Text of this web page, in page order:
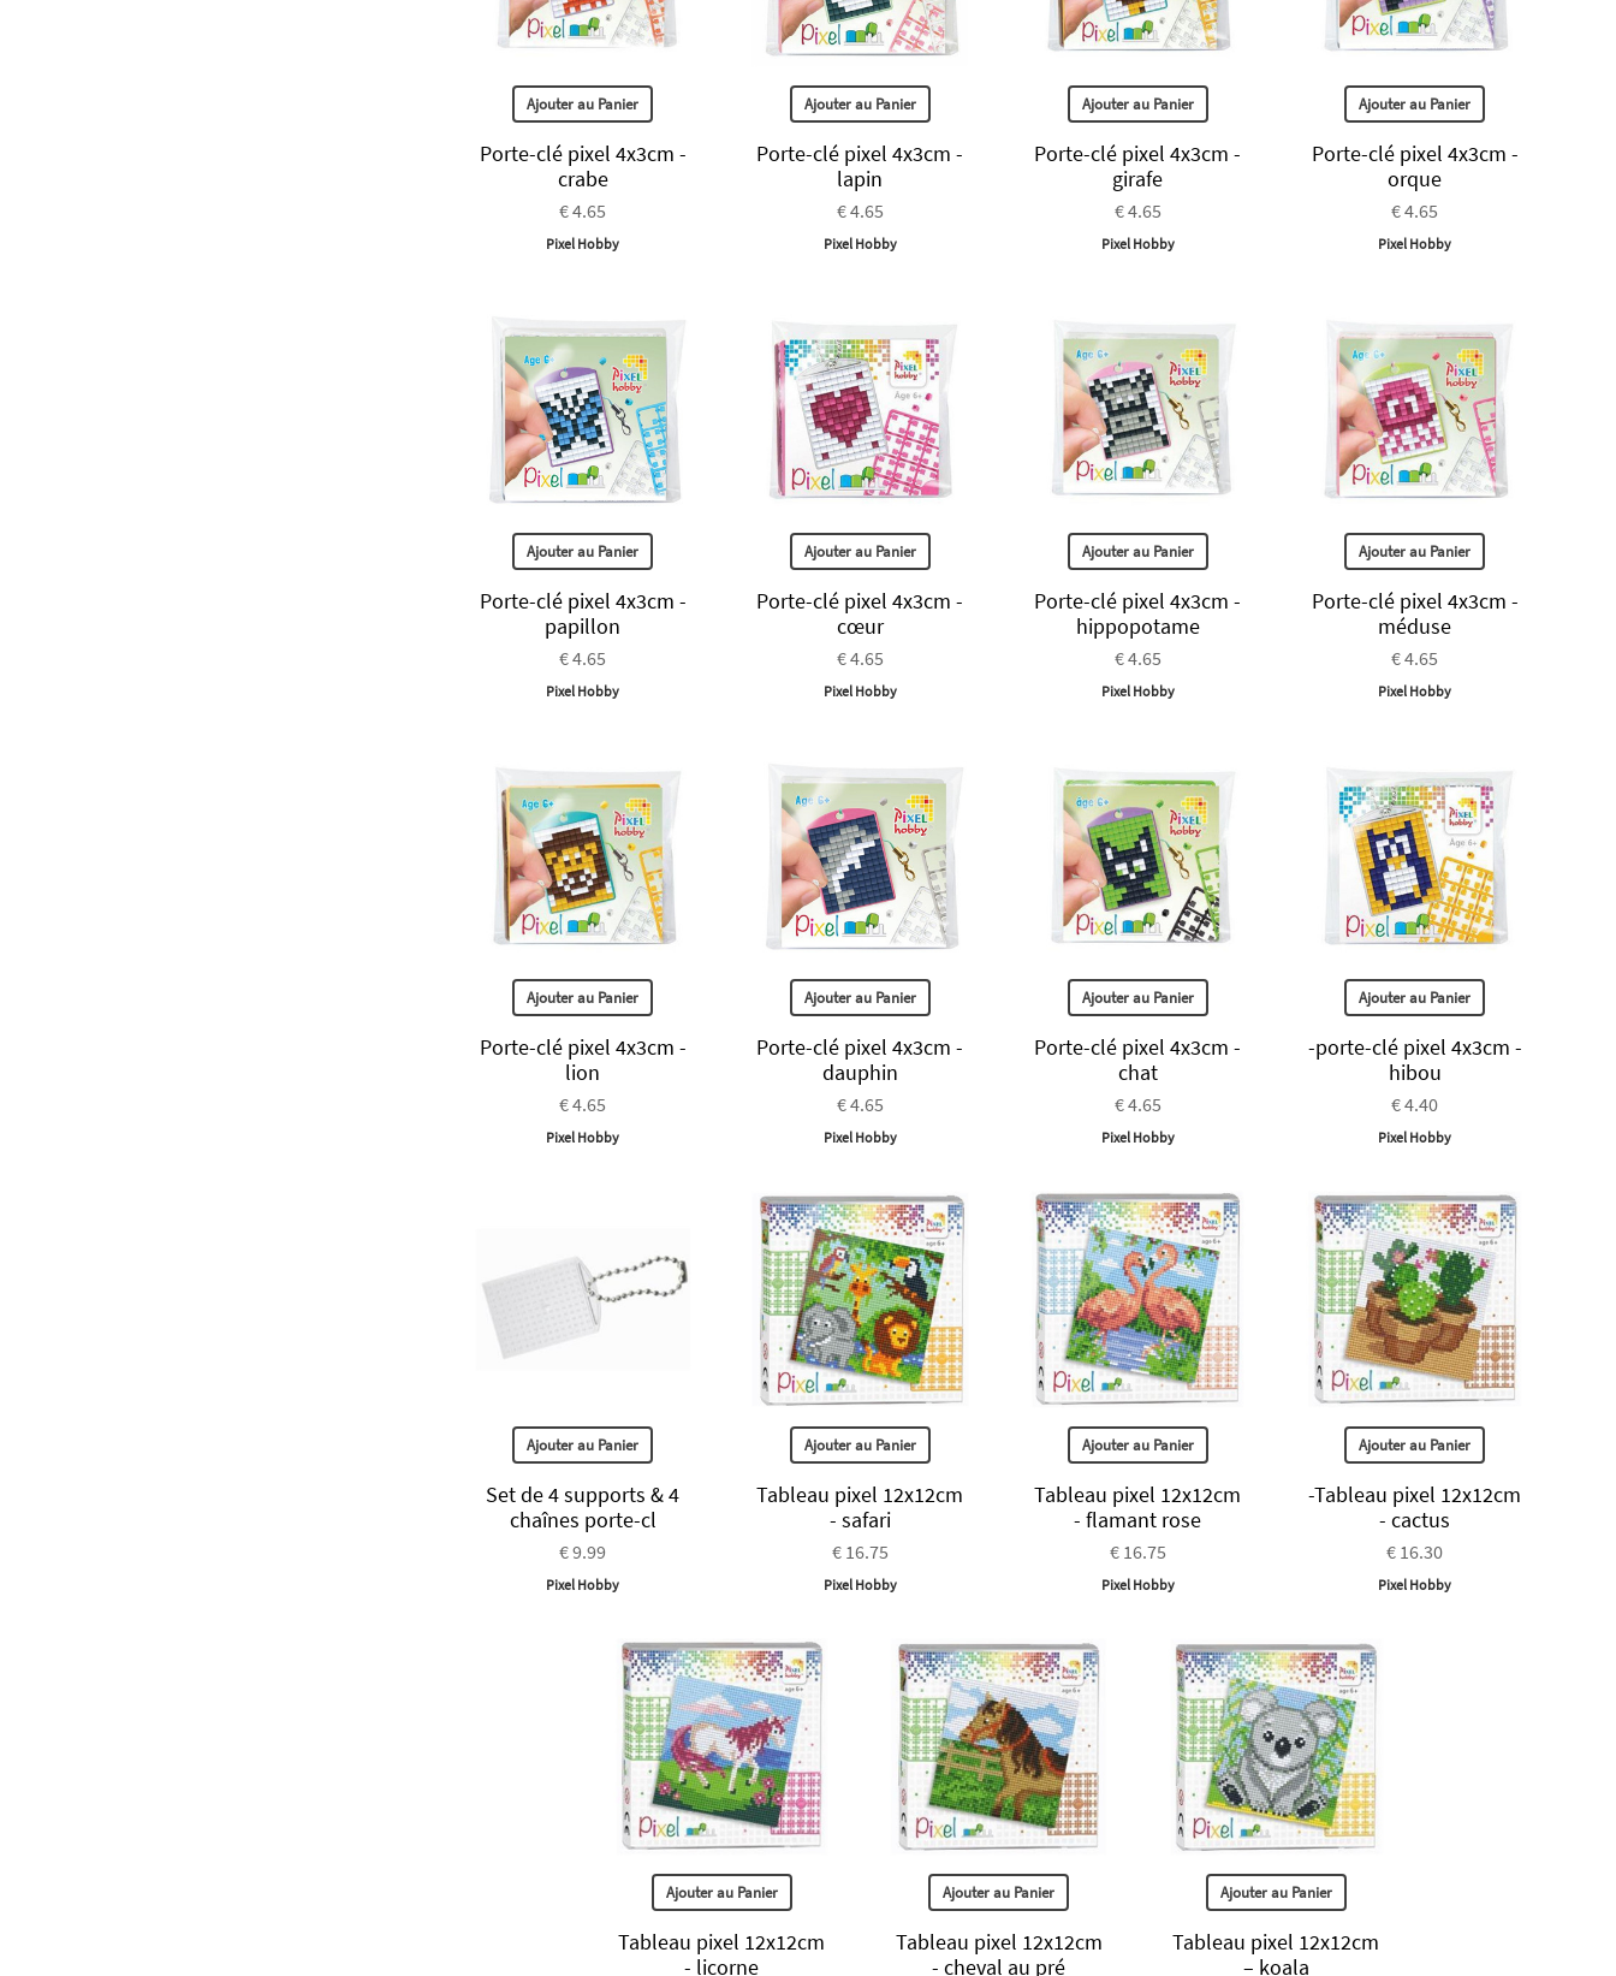
Ajouter au Panier
Porte-clé pixel 4x3cm -
crabe
€ 4.65
Pixel Hobby
Ajouter au Panier
Porte-clé pixel 4x3cm -
lapin
€ 4.65
Pixel Hobby
Ajouter au Panier
Porte-clé pixel 4x3cm -
girafe
€ 4.65
Pixel Hobby
Ajouter au Panier
Porte-clé pixel 4x3cm -
orque
€ 4.65
Pixel Hobby
Ajouter au Panier
Porte-clé pixel 4x3cm -
papillon
€ 4.65
Pixel Hobby
Ajouter au Panier
Porte-clé pixel 4x3cm -
cœur
€ 4.65
Pixel Hobby
Ajouter au Panier
Porte-clé pixel 4x3cm -
hippopotame
€ 4.65
Pixel Hobby
Ajouter au Panier
Porte-clé pixel 4x3cm -
méduse
€ 4.65
Pixel Hobby
Ajouter au Panier
Porte-clé pixel 4x3cm -
lion
€ 4.65
Pixel Hobby
Ajouter au Panier
Porte-clé pixel 4x3cm -
dauphin
€ 4.65
Pixel Hobby
Ajouter au Panier
Porte-clé pixel 4x3cm -
chat
€ 4.65
Pixel Hobby
Ajouter au Panier
-porte-clé pixel 4x3cm -
hibou
€ 4.40
Pixel Hobby
Ajouter au Panier
Set de 4 supports & 4
chaînes porte-cl
€ 9.99
Pixel Hobby
Ajouter au Panier
Tableau pixel 12x12cm
- safari
€ 16.75
Pixel Hobby
Ajouter au Panier
Tableau pixel 12x12cm
- flamant rose
€ 16.75
Pixel Hobby
Ajouter au Panier
-Tableau pixel 12x12cm
- cactus
€ 16.30
Pixel Hobby
Ajouter au Panier
Tableau pixel 12x12cm
- licorne
Ajouter au Panier
Tableau pixel 12x12cm
- cheval au pré
Ajouter au Panier
Tableau pixel 12x12cm
– koala